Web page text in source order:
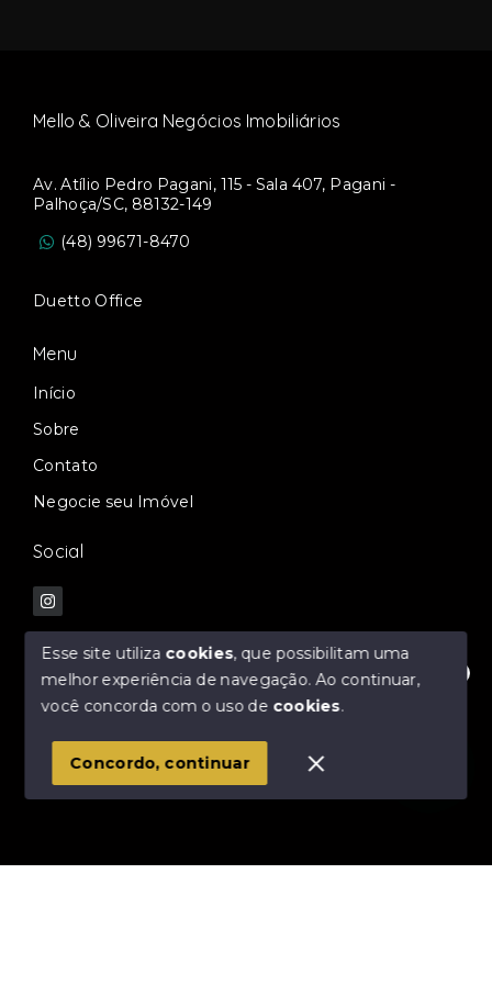
Fale com nossos especialistas!
Mello & Oliveira Negócios Imobiliários
Av. Atílio Pedro Pagani, 115 - Sala 407, Pagani -
Palhoça/SC, 88132-149
(48) 99671-8470
Duetto Office
Menu
Início
Sobre
Contato
Negocie seu Imóvel
Social
© Copyright 2026 - Mello & Oliveira Negócios
SITE PARA IMOBILIARIA
Esse site utiliza cookies, que possibilitam uma
melhor experiência de navegação.Ao continuar,
você concorda com o uso de cookies.
Concordo, continuar